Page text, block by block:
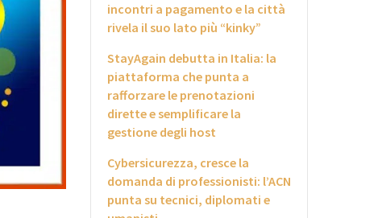
incontri a pagamento e la città
rivela il suo lato più “kinky”
StayAgain debutta in Italia: la
piattaforma che punta a
rafforzare le prenotazioni
dirette e semplificare la
gestione degli host
Cybersicurezza, cresce la
domanda di professionisti: l’ACN
punta su tecnici, diplomati e